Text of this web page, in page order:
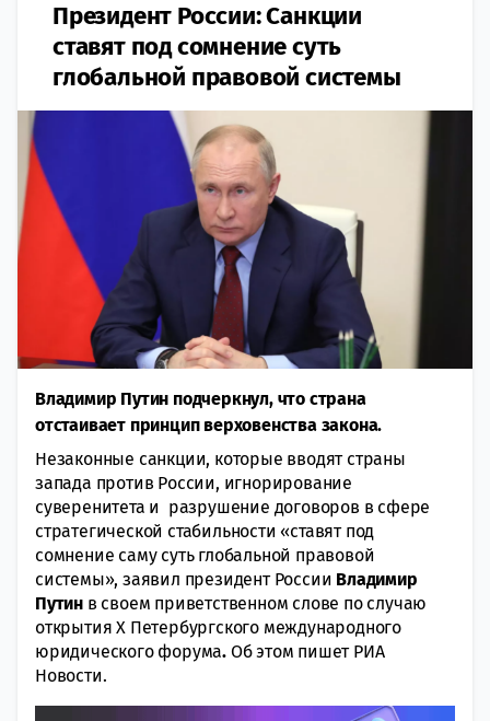
Президент России: Санкции
ставят под сомнение суть
глобальной правовой системы
Владимир Путин подчеркнул, что страна
отстаивает принцип верховенства закона.
Незаконные санкции, которые вводят страны
запада против России, игнорирование
суверенитета и разрушение договоров в сфере
стратегической стабильности «ставят под
сомнение саму суть глобальной правовой
системы», заявил президент России Владимир
Путин в своем приветственном слове по случаю
открытия X Петербургского международного
юридического форума. Об этом пишет РИА
Новости.